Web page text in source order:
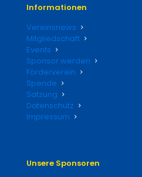
Informationen
Vereinsnews
Mitgliedschaft
Events
Sponsor werden
Förderverein
Spende
Satzung
Datenschutz
Impressum
Unsere Sponsoren